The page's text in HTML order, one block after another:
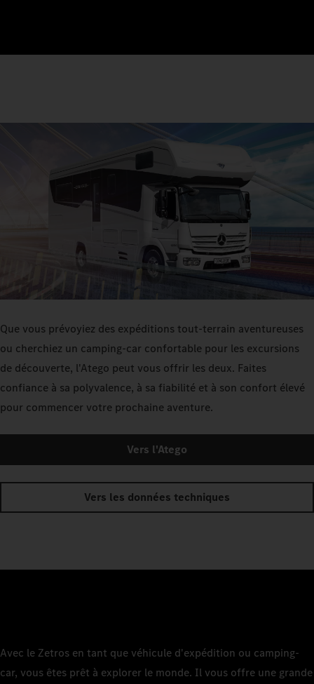
Que vous prévoyiez des expéditions tout-terrain aventureuses
ou cherchiez un camping-car confortable pour les excursions
de découverte, l'Atego peut vous offrir les deux. Faites
confiance à sa polyvalence, à sa fiabilité et à son confort élevé
pour commencer votre prochaine aventure.
Vers l'Atego
Vers les données techniques
Avec le Zetros en tant que véhicule d'expédition ou camping-
car, vous êtes prêt à explorer le monde. Il vous offre une grande